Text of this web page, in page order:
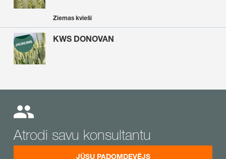
Ziemas kvieši
KWS DONOVAN
Atrodi savu konsultantu
JŪSU PADOMDEVĒJS